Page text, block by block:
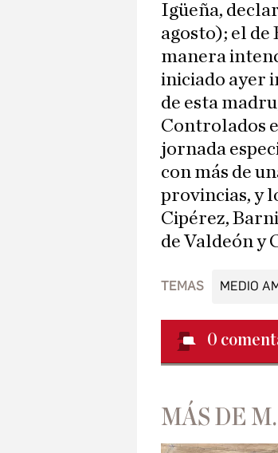
Igüeña,
agosto); el de
manera
iniciado ayer
de esta
Controlados
jornada
con más de
provincias, y
Cipérez,
de Valdeón y
TEMAS MEDIO
0
MÁS DE